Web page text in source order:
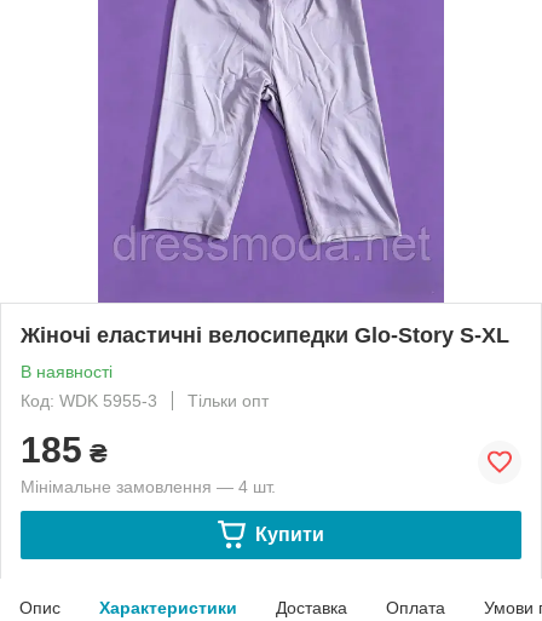
Жіночі еластичні велосипедки Glo-Story S-XL
В наявності
Код: WDK 5955-3
Тільки опт
185 ₴
Мінімальне замовлення — 4 шт.
Купити
Опис Характеристики Доставка Оплата Умови